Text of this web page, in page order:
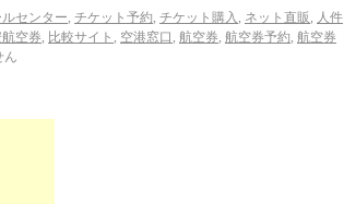
ルセンター, チケット予約, チケット購入 , ネット直販 , 人件
空券, 比較サイト , 空港窓口 , 航空券, 航空券予約, 航空券
ん